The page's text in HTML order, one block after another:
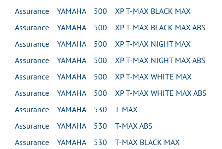
Assurance YAMAHA 500 XP T-MAX BLACK MAX
Assurance YAMAHA 500 XP T-MAX BLACK MAX ABS
Assurance YAMAHA 500 XP T-MAX NIGHT MAX
Assurance YAMAHA 500 XP T-MAX NIGHT MAX ABS
Assurance YAMAHA 500 XP T-MAX WHITE MAX
Assurance YAMAHA 500 XP T-MAX WHITE MAX ABS
Assurance YAMAHA 530 T-MAX
Assurance YAMAHA 530 T-MAX ABS
Assurance YAMAHA 530 T-MAX BLACK MAX